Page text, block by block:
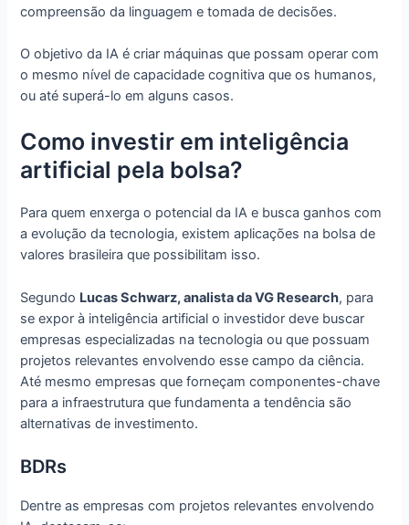
compreensão da linguagem e tomada de decisões.
O objetivo da IA é criar máquinas que possam operar com
o mesmo nível de capacidade cognitiva que os humanos,
ou até superá-lo em alguns casos.
Como investir em inteligência
artificial pela bolsa?
Para quem enxerga o potencial da IA e busca ganhos com
a evolução da tecnologia, existem aplicações na bolsa de
valores brasileira que possibilitam isso.
Segundo Lucas Schwarz, analista da VG Research, para
se expor à inteligência artificial o investidor deve buscar
empresas especializadas na tecnologia ou que possuam
projetos relevantes envolvendo esse campo da ciência.
Até mesmo empresas que forneçam componentes-chave
para a infraestrutura que fundamenta a tendência são
alternativas de investimento.
BDRs
Dentre as empresas com projetos relevantes envolvendo